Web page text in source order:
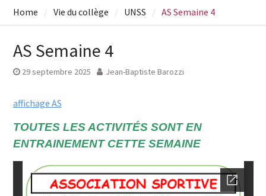
Home Vie du collège UNSS AS Semaine 4
AS Semaine 4
29 septembre 2025 Jean-Baptiste Barozzi
affichage AS
TOUTES LES ACTIVITÉS SONT EN
ENTRAINEMENT CETTE SEMAINE